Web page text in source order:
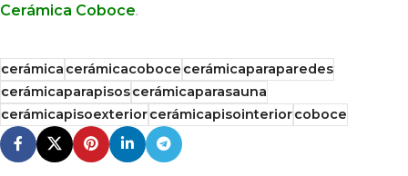
Cerámica Coboce.
cerámicacerámicacobocecerámicaparaparedes
cerámicaparapisoscerámicaparasauna
cerámicapisoexteriorcerámicapisointeriorcoboce